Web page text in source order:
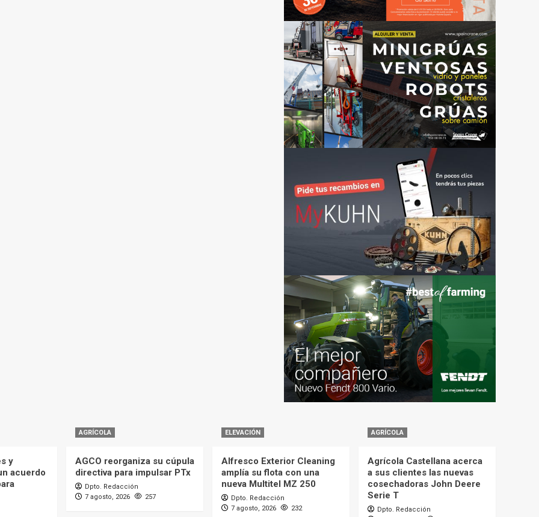
y
acuerdo
AGRÍCOLA
AGCO reorganiza su cúpula
directiva para impulsar PTx
Dpto. Redacción
7 agosto, 2026
257
ELEVACIÓN
Alfresco Exterior Cleaning
amplía su flota con una
nueva Multitel MZ 250
Dpto. Redacción
7 agosto, 2026
232
AGRÍCOLA
Agrícola Castellana acerca
a sus clientes las nuevas
cosechadoras John Deere
Serie T
Dpto. Redacción